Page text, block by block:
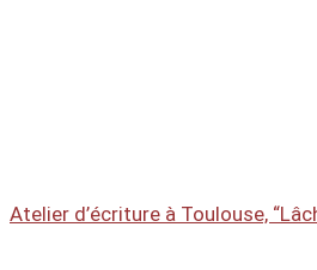
Atelier d’écriture à Toulouse,